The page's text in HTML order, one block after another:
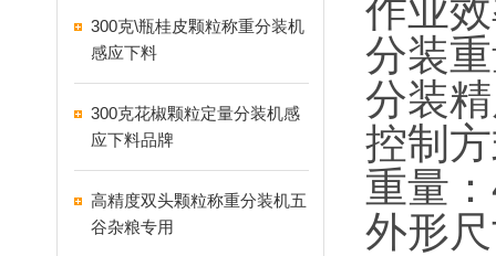
300克\瓶桂皮颗粒称重分装机
感应下料
300克花椒颗粒定量分装机感
应下料品牌
高精度双头颗粒称重分装机五
谷杂粮专用
作业
分装
分装
控制
重量
外形